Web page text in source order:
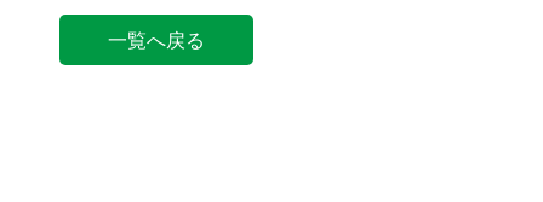
一覧へ戻る